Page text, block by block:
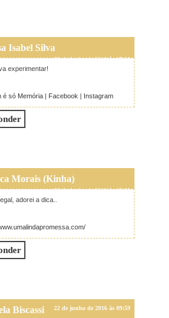
Isabel Silva
22 de junho de 2016 às 07:20
experimentar!
é só Memória
Facebook Instagram
Morais (Kinha)
22 de junho de 2016 às 08:29
adorei a dica..
Biscassi 22 de junho de 2016 às 09:59